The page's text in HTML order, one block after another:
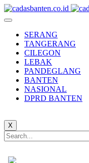
SERANG
TANGERANG
CILEGON
LEBAK
PANDEGLANG
BANTEN
NASIONAL
DPRD BANTEN
X